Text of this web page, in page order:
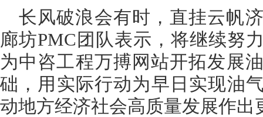
长风破浪会有时，直挂云帆
廊坊PMC团队表示，将继续努
为中咨工程万搏网站开拓发展
础，用实际行动为早日实现油
动地方经济社会高质量发展作出